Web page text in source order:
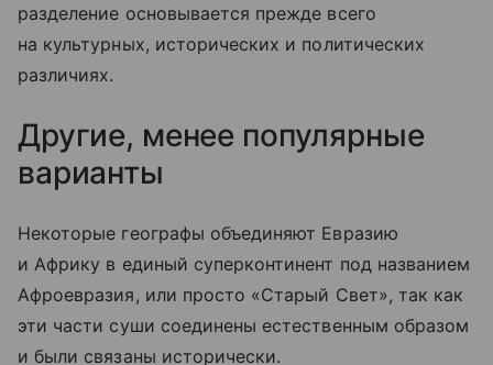
разделение основывается прежде всего
на культурных, исторических и политических
различиях.
Другие, менее популярные
варианты
Некоторые географы объединяют Евразию
и Африку в единый суперконтинент под названием
Афроевразия, или просто «Старый Свет», так как
эти части суши соединены естественным образом
и были связаны исторически.